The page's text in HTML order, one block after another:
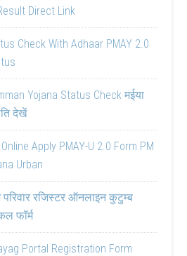
Direct Link
Check With Adhaar PMAY 2.0
Yojana Status Check मईया
देखें
Apply PMAY-U 2.0 Form PM
Urban
परिवार रजिस्टर ऑनलाइन कुटुम्ब
फॉर्म
Portal Registration Form